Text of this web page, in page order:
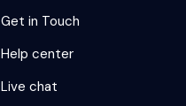
Get in Touch
Help center
Live chat